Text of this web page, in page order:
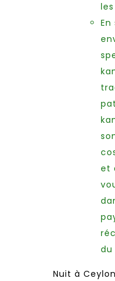
et
du
Nuit à